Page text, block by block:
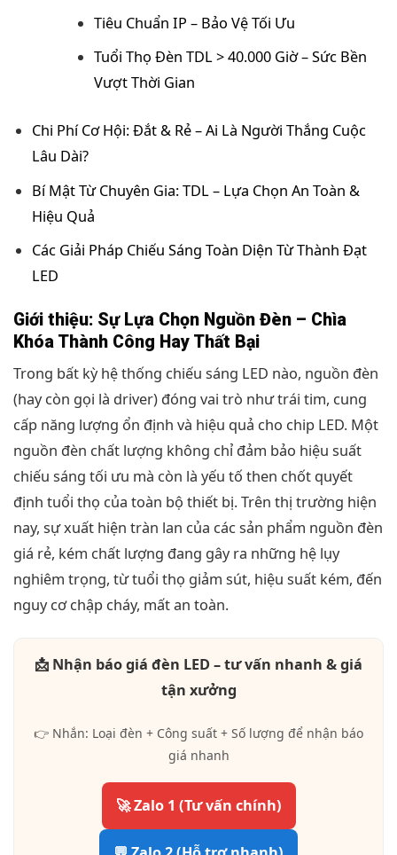
Tiêu Chuẩn IP – Bảo Vệ Tối Ưu
Tuổi Thọ Đèn TDL > 40.000 Giờ – Sức Bền
Vượt Thời Gian
Chi Phí Cơ Hội: Đắt & Rẻ – Ai Là Người Thắng Cuộc
Lâu Dài?
Bí Mật Từ Chuyên Gia: TDL – Lựa Chọn An Toàn &
Hiệu Quả
Các Giải Pháp Chiếu Sáng Toàn Diện Từ Thành Đạt
LED
Giới thiệu: Sự Lựa Chọn Nguồn Đèn – Chìa
Khóa Thành Công Hay Thất Bại
Trong bất kỳ hệ thống chiếu sáng LED nào, nguồn đèn
(hay còn gọi là driver) đóng vai trò như trái tim, cung
cấp năng lượng ổn định và hiệu quả cho chip LED. Một
nguồn đèn chất lượng không chỉ đảm bảo hiệu suất
chiếu sáng tối ưu mà còn là yếu tố then chốt quyết
định tuổi thọ của toàn bộ thiết bị. Trên thị trường hiện
nay, sự xuất hiện tràn lan của các sản phẩm nguồn đèn
giá rẻ, kém chất lượng đang gây ra những hệ lụy
nghiêm trọng, từ tuổi thọ giảm sút, hiệu suất kém, đến
nguy cơ chập cháy, mất an toàn.
📩 Nhận báo giá đèn LED – tư vấn nhanh & giá
tận xưởng
👉 Nhắn: Loại đèn + Công suất + Số lượng để nhận báo
giá nhanh
🚀 Zalo 1 (Tư vấn chính)